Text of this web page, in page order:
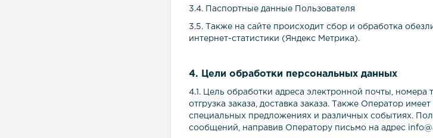
3.4. Паспортные данные Пользователя
3.5. Также на сайте происходит сбор и обработка
интернет-статистики (Яндекс Метрика).
4. Цели обработки персональных данных
4.1. Цель обработки адреса электронной почты, номера
отгрузка заказа, доставка заказа. Также Оператор
специальных предложениях и различных событиях.
сообщений, направив Оператору письмо на адрес info@